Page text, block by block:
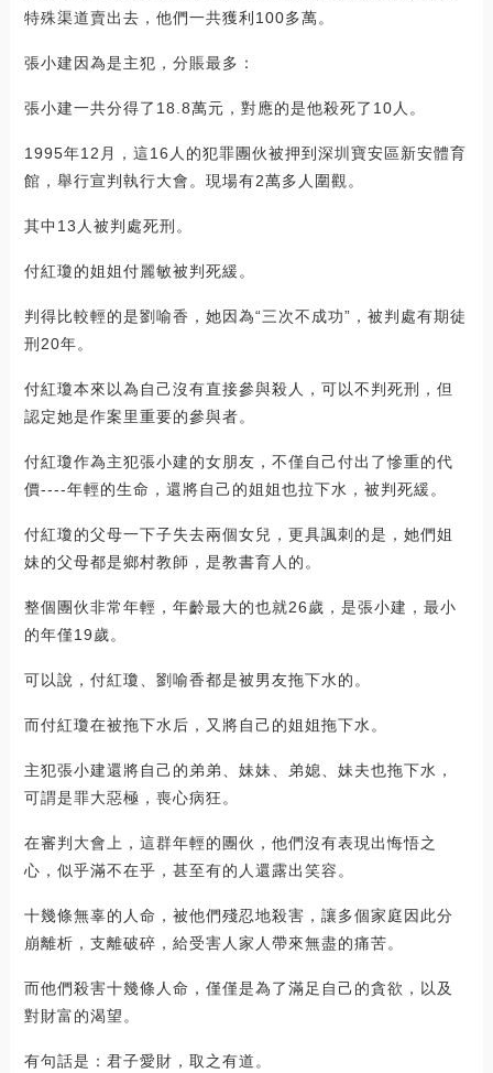
特殊渠道賣出去，他們一共獲利100多萬。
張小建因為是主犯，分賬最多：
張小建一共分得了18.8萬元，對應的是他殺死了10人。
1995年12月，這16人的犯罪團伙被押到深圳寶安區新安體育
館，舉行宣判執行大會。現場有2萬多人圍觀。
其中13人被判處死刑。
付紅瓊的姐姐付麗敏被判死緩。
判得比較輕的是劉喻香，她因為“三次不成功”，被判處有期徒
刑20年。
付紅瓊本來以為自己沒有直接參與殺人，可以不判死刑，但
認定她是作案里重要的參與者。
付紅瓊作為主犯張小建的女朋友，不僅自己付出了慘重的代
價----年輕的生命，還將自己的姐姐也拉下水，被判死緩。
付紅瓊的父母一下子失去兩個女兒，更具諷刺的是，她們姐
妹的父母都是鄉村教師，是教書育人的。
整個團伙非常年輕，年齡最大的也就26歲，是張小建，最小
的年僅19歲。
可以說，付紅瓊、劉喻香都是被男友拖下水的。
而付紅瓊在被拖下水后，又將自己的姐姐拖下水。
主犯張小建還將自己的弟弟、妹妹、弟媳、妹夫也拖下水，
可謂是罪大惡極，喪心病狂。
在審判大會上，這群年輕的團伙，他們沒有表現出悔悟之
心，似乎滿不在乎，甚至有的人還露出笑容。
十幾條無辜的人命，被他們殘忍地殺害，讓多個家庭因此分
崩離析，支離破碎，給受害人家人帶來無盡的痛苦。
而他們殺害十幾條人命，僅僅是為了滿足自己的貪欲，以及
對財富的渴望。
有句話是：君子愛財，取之有道。